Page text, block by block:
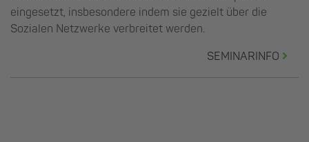
eingesetzt, insbesondere indem sie gezielt über die
Sozialen Netzwerke verbreitet werden.
SEMINARINFO